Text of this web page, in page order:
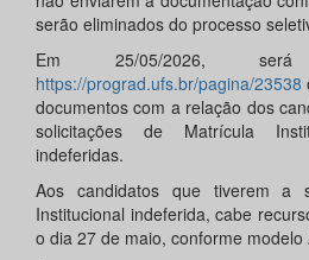
serão eliminados do processo
Em 25/05/2026,
https://prograd.ufs.br/pagina/23538
documentos com a relação dos
solicitações de Matrícula
indeferidas.
Aos candidatos que tiverem a
Institucional indeferida, cabe
o dia 27 de maio, conforme modelo